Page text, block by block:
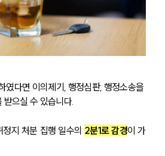
였다면 이의제기, 행정심판, 행정소송을
으실 수 있습니다.
지 처분 집행 일수의 2분1로 감경이 가